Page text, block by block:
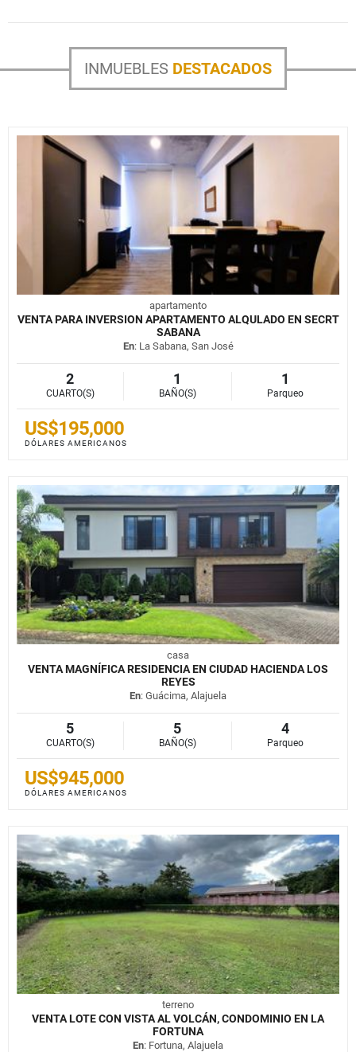
INMUEBLES DESTACADOS
apartamento
VENTA PARA INVERSION APARTAMENTO ALQULADO EN SECRT
SABANA
En: La Sabana, San José
2
CUARTO(S)
1
BAÑO(S)
1
Parqueo
US$195,000
DÓLARES AMERICANOS
casa
VENTA MAGNÍFICA RESIDENCIA EN CIUDAD HACIENDA LOS
REYES
En: Guácima, Alajuela
5
CUARTO(S)
5
BAÑO(S)
4
Parqueo
US$945,000
DÓLARES AMERICANOS
terreno
VENTA LOTE CON VISTA AL VOLCÁN, CONDOMINIO EN LA
FORTUNA
En: Fortuna, Alajuela